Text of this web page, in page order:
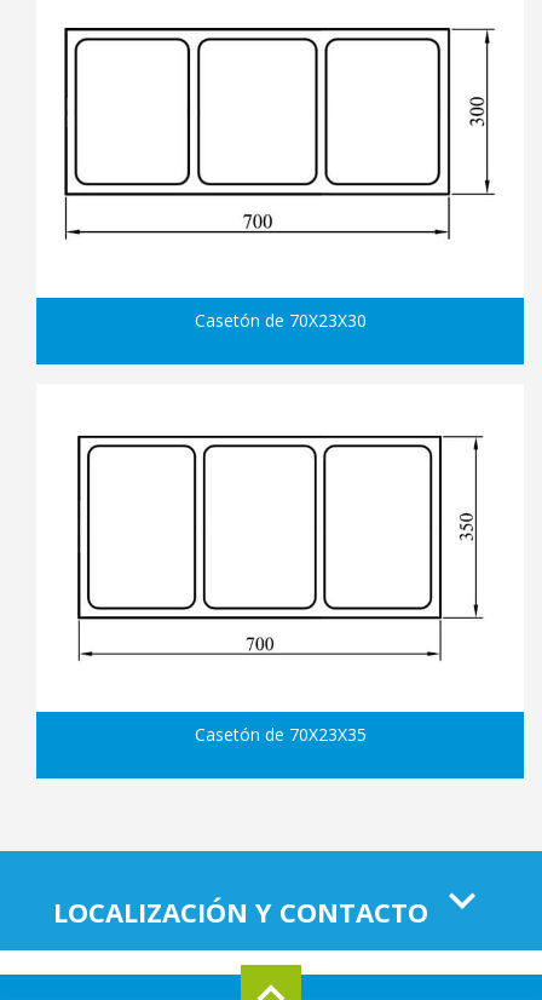
Casetón de 70X23X30
Casetón de 70X23X35
LOCALIZACIÓN Y CONTACTO